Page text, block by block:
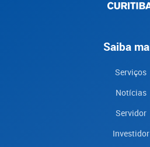
Saiba
Serviços
Notícias
Servidor
Investidor